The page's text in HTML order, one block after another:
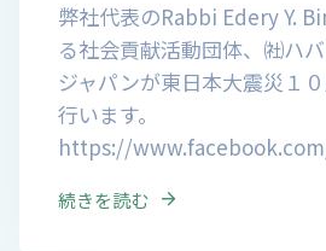
弊社代表のRabbi Edery Y.
る社会貢献活動団体、㈳ハ
ジャパンが東日本大震災１
行います。
https://
続きを読む